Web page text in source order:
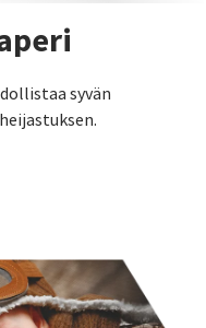
syvän